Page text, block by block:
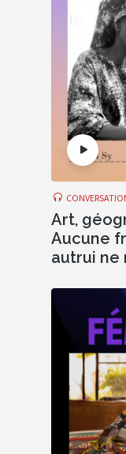
Art,
Aucune
autrui ne